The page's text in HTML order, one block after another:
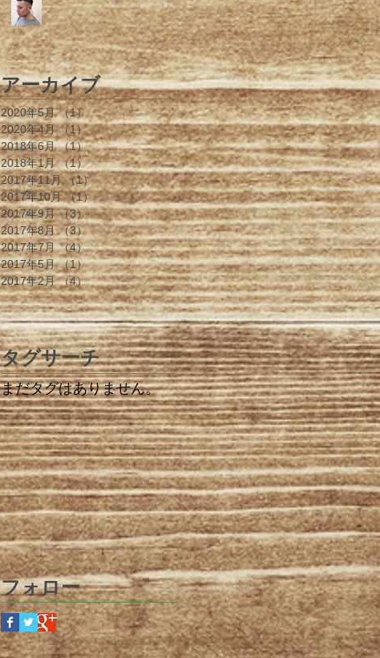
アーカイブ
2020年5月 （1）1件の記事
2020年4月 （1）1件の記事
2018年6月 （1）1件の記事
2018年1月 （1）1件の記事
2017年11月 （1）1件の記事
2017年10月 （1） 1件の記事
2017年9月 （3）3件の記事
2017年8月 （3）3件の記事
2017年7月 （4）4件の記事
2017年5月 （1）1件の記事
2017年2月 （4）4件の記事
タグサーチ
まだタグはありません。
フォロー